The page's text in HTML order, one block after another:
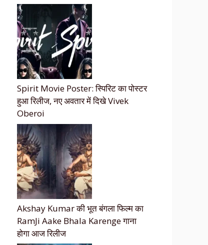
Spirit Movie Poster: स्पिरिट का पोस्टर
हुआ रिलीज, नए अवतार में दिखे Vivek
Oberoi
Akshay Kumar की भूत बंगला फिल्म का
RamJi Aake Bhala Karenge गाना
होगा आज रिलीज